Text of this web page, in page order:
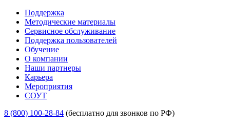
Поддержка
Методические материалы
Сервисное обслуживание
Поддержка пользователей
Обучение
О компании
Наши партнеры
Карьера
Мероприятия
СОУТ
8 (800) 100-28-84 (бесплатно для звонков по РФ)